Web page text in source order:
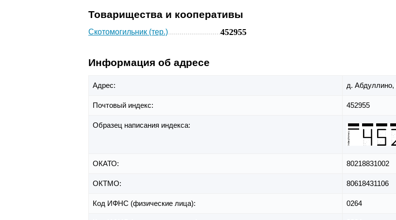
Товарищества и кооперативы
Скотомогильник (тер.) 452955
Информация об адресе
Адрес: д. Абдуллино,
Почтовый индекс: 452955
Образец написания индекса:
ОКАТО: 80218831002
ОКТМО: 80618431106
Код ИФНС (физические лица): 0264